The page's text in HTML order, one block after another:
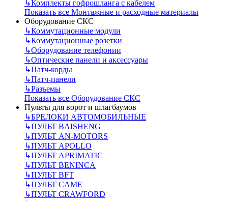
↳Комплекты гофрошланга с кабелем
Показать все Монтажные и расходные материалы
Оборудование СКС
↳Коммутационные модули
↳Коммутационные розетки
↳Оборудование телефонии
↳Оптические панели и аксессуары
↳Патч-корды
↳Патч-панели
↳Разъемы
Показать все Оборудование СКС
Пульты для ворот и шлагбаумов
↳БРЕЛОКИ АВТОМОБИЛЬНЫЕ
↳ПУЛЬТ BAISHENG
↳ПУЛЬТ AN-MOTORS
↳ПУЛЬТ APOLLO
↳ПУЛЬТ APRIMATIC
↳ПУЛЬТ BENINCA
↳ПУЛЬТ BFT
↳ПУЛЬТ CAME
↳ПУЛЬТ CRAWFORD